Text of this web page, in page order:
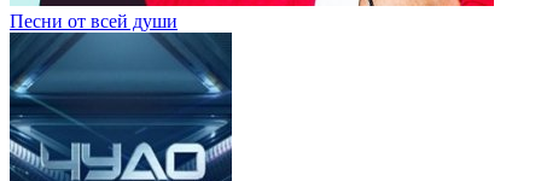
Песни от всей души